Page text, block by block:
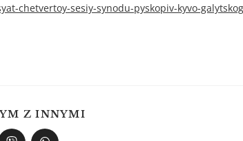
chetvertoy-sesiy-synodu-pyskopiv-kyvo-
Z INNYMI